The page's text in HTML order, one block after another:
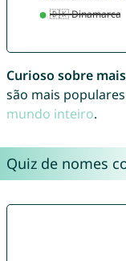
Curioso sobre
são mais
mundo inteiro.
Quiz de nomes